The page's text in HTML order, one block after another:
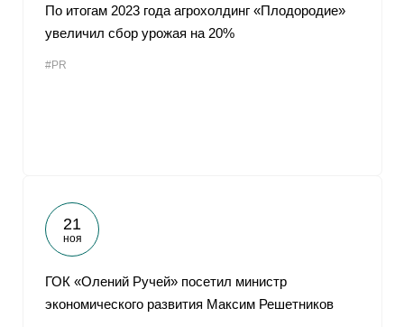
По итогам 2023 года агрохолдинг «Плодородие»
увеличил сбор урожая на 20%
#PR
21
ноя
ГОК «Олений Ручей» посетил министр
экономического развития Максим Решетников